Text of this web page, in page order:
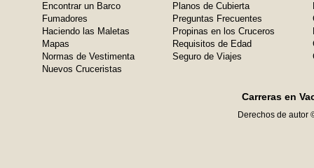
Encontrar un Barco
Fumadores
Haciendo las Maletas
Mapas
Normas de Vestimenta
Nuevos Cruceristas
Planos de Cubierta
Preguntas Frecuentes
Propinas en los Cruceros
Requisitos de Edad
Seguro de Viajes
Carreras en
Derechos de autor